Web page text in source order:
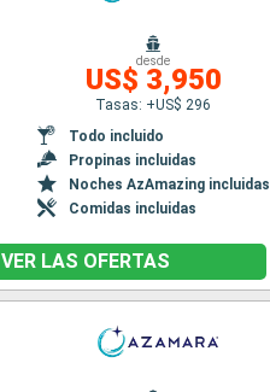
desde
US$ 3,950
Tasas: +US$ 296
Todo incluido
Propinas incluidas
Noches AzAmazing incluidas
Comidas incluidas
VER LAS OFERTAS